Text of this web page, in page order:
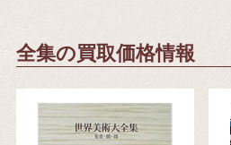
全集の買取価格情報